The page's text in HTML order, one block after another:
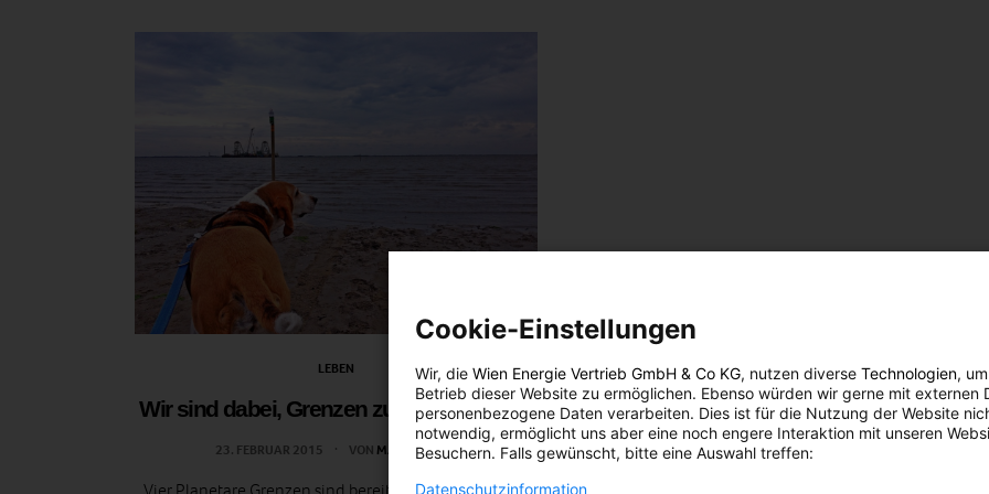
LEBEN
Wir sind dabei, Grenzen zu überschreiten
23. FEBRUAR 2015 VON MARTINA LIEL
Cookie-Einstellungen
Wir, die Wien Energie Vertrieb GmbH & Co KG, nutzen diverse Technologien,
Betrieb dieser Website zu ermöglichen. Ebenso würden wir gerne mit externen
personenbezogene Daten verarbeiten. Dies ist für die Nutzung der Website
notwendig, ermöglicht uns aber eine noch engere Interaktion mit unseren
Besuchern. Falls gewünscht, bitte eine Auswahl treffen:
Datenschutzinformation